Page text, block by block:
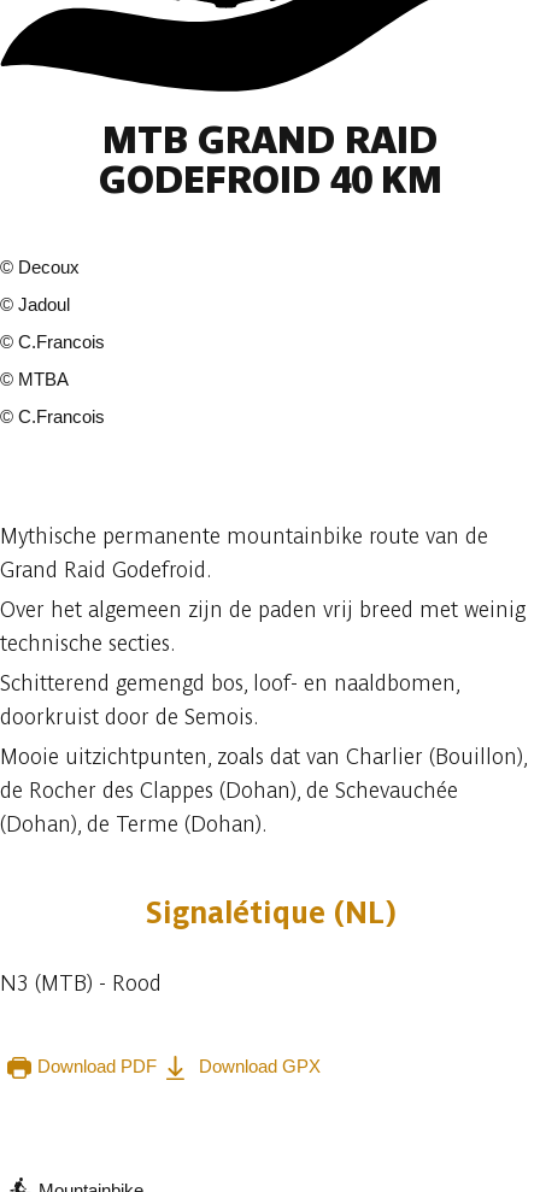
MTB GRAND RAID
GODEFROID 40 KM
© Decoux
© Jadoul
© C.Francois
© MTBA
© C.Francois
Mythische permanente mountainbike route van de
Grand Raid Godefroid.
Over het algemeen zijn de paden vrij breed met weinig
technische secties.
Schitterend gemengd bos, loof- en naaldbomen,
doorkruist door de Semois.
Mooie uitzichtpunten, zoals dat van Charlier (Bouillon),
de Rocher des Clappes (Dohan), de Schevauchée
(Dohan), de Terme (Dohan).
Signalétique (NL)
N3 (MTB) - Rood
Download PDF
Download GPX